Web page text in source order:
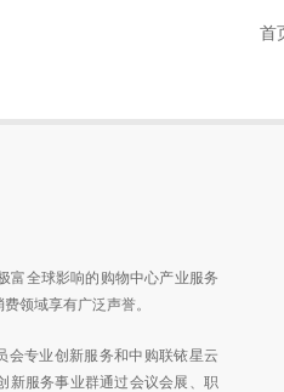
首
富全球影响的购物中心产业服务
领域享有广泛声誉。
会专业创新服务和中购联铱星云
新服务事业群通过会议会展、职